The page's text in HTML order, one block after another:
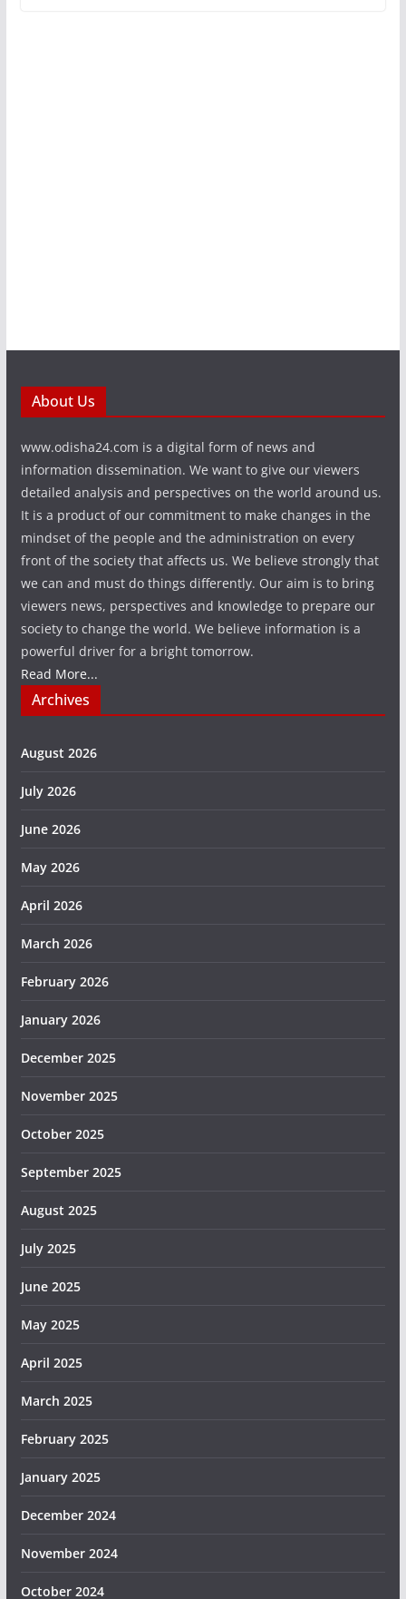
About Us
www.odisha24.com is a digital form of news and
information dissemination. We want to give our viewers
detailed analysis and perspectives on the world around us.
It is a product of our commitment to make changes in the
mindset of the people and the administration on every
front of the society that affects us. We believe strongly that
we can and must do things differently. Our aim is to bring
viewers news, perspectives and knowledge to prepare our
society to change the world. We believe information is a
powerful driver for a bright tomorrow.
Read More...
Archives
August 2026
July 2026
June 2026
May 2026
April 2026
March 2026
February 2026
January 2026
December 2025
November 2025
October 2025
September 2025
August 2025
July 2025
June 2025
May 2025
April 2025
March 2025
February 2025
January 2025
December 2024
November 2024
October 2024